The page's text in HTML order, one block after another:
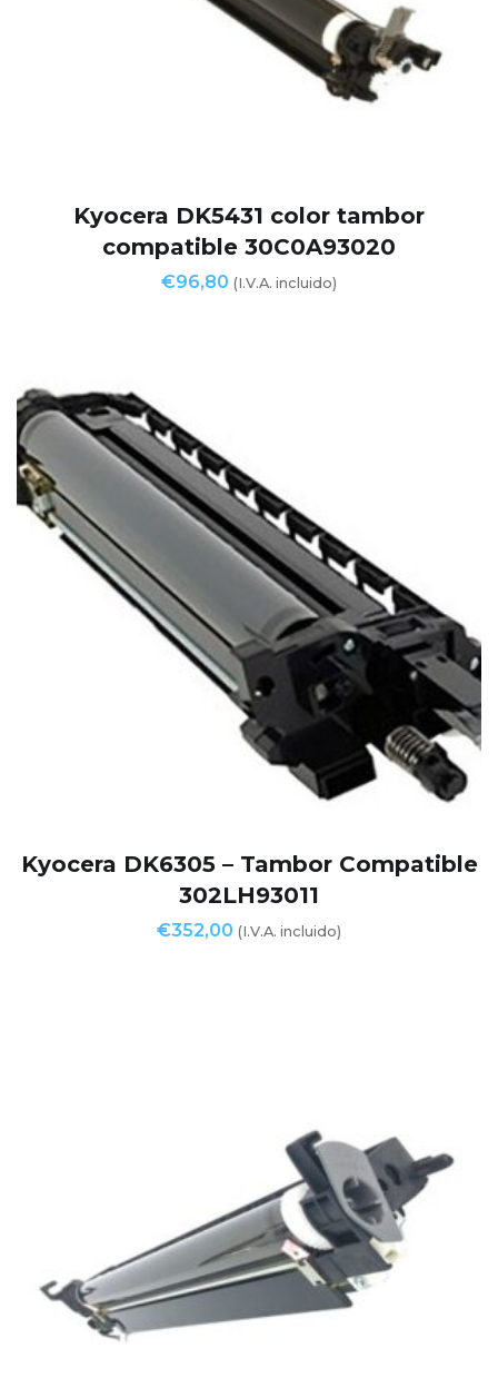
Kyocera DK5431 color tambor
compatible 30C0A93020
€96,80 (I.V.A. incluido)
Kyocera DK6305 – Tambor Compatible
302LH93011
€352,00 (I.V.A. incluido)